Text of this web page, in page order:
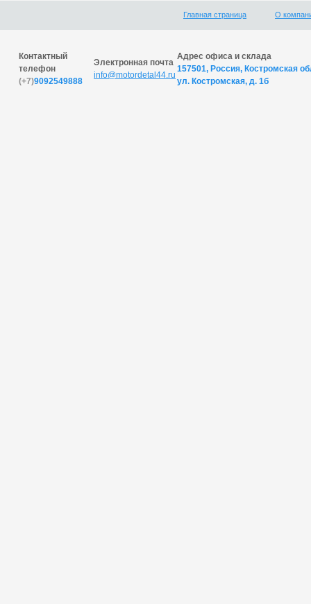
Главная страница О
Контактный
телефон
(+7)9092549888
Электронная почта
info@motordetal44.ru
Адрес офиса и склада
157501, Россия, Костромская
ул. Костромская, д. 1б